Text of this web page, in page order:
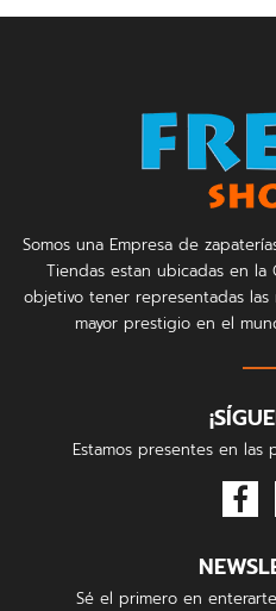
Somos una Empresa de
Tiendas estan ubicadas en la
objetivo tener representadas las
mayor prestigio en el
Estamos presentes en las
Sé el primero en